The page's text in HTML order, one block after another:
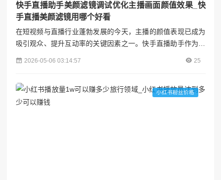
快手直播助手美颜滤镜调试优化主播画面颜值效果_快
手直播美颜滤镜用哪个好看
在短视频与直播行业蓬勃发展的今天，主播的颜值表现已成为
吸引观众、提升互动率的关键因素之一。快手直播助手作为国
理、调试技巧、场景适配及心理影响四个维度，深入探讨如何
通过快手直播助手的美颜滤镜功能，实现主播画面颜值效果的
2026-05-06 03:14:57 25
小红书粉丝价格